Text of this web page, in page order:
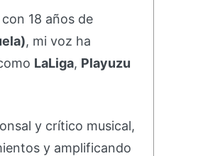
18 años de
, mi voz ha
LaLiga, Playuzu
y crítico musical,
y amplificando